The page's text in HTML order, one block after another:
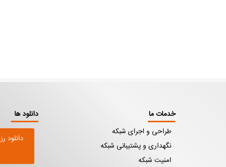
خدمات ما
طراحی و اجرای شبکه
نگهداری و پشتیبانی شبکه
امنیت شبکه
دانلود ها
دانلود